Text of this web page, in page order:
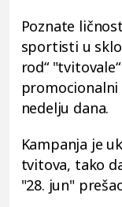
Poznate
sportisti u
rod“
nedelju dana.
Kampanja je
tvitova, tako
"28. jun"